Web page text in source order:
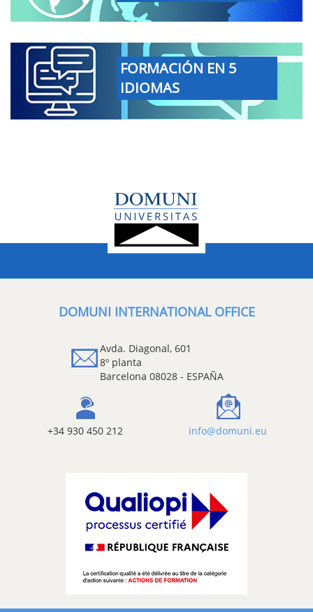
FORMACIÓN EN 5
IDIOMAS
DOMUNI INTERNATIONAL OFFICE
Avda. Diagonal, 601
8º planta
Barcelona 08028 - ESPAÑA
+34 930 450 212 info@domuni.eu